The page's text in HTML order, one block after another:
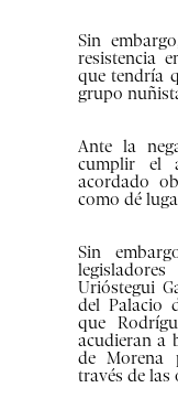
Sin
resistencia
que tendría
grupo
Ante la
cumplir el
acordado
como dé
Sin
Urióstegui
del Palacio
que
acudieran a
de Morena
través de las